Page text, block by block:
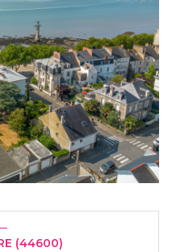
(44600)